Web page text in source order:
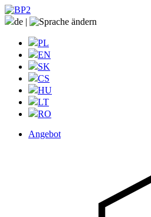
de |
PL
EN
SK
CS
HU
LT
RO
Angebot